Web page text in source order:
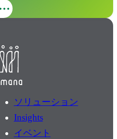
ソリューション
Insights
イベント